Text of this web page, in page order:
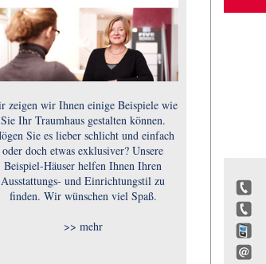
zeigen wir Ihnen einige Beispiele wie
Sie Ihr Traumhaus gestalten können.
Sie es lieber schlicht und einfach
oder doch etwas exklusiver? Unsere
Beispiel-Häuser helfen Ihnen Ihren
Ausstattungs- und Einrichtungstil zu
finden. Wir wünschen viel Spaß.
>> mehr